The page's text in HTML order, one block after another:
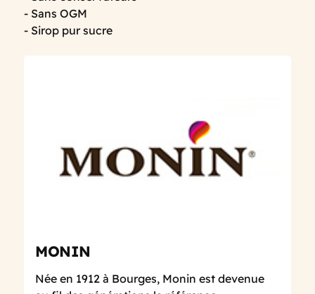
- Sans OGM
- Sirop pur sucre
MONIN
Née en 1912 à Bourges, Monin est devenue